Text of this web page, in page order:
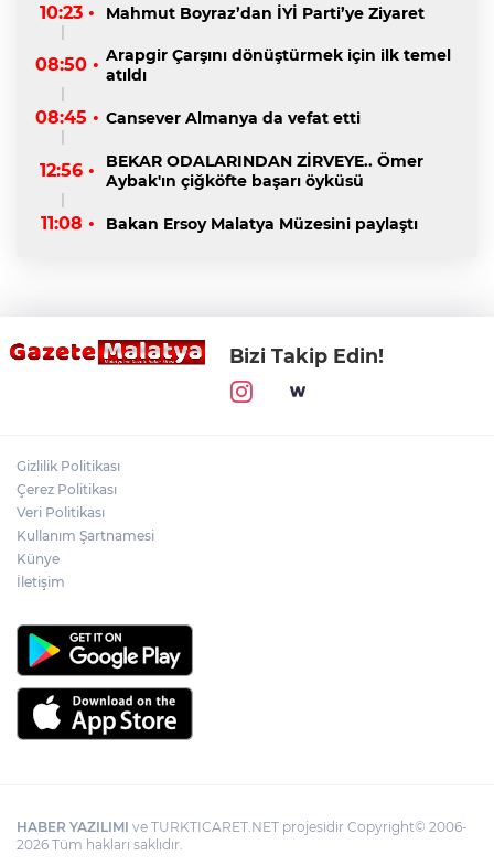
10:23 • Mahmut Boyraz’dan İYİ Parti’ye Ziyaret
08:50 • Arapgir Çarşını dönüştürmek için ilk temel
atıldı
08:45 • Cansever Almanya da vefat etti
12:56 •
BEKAR ODALARINDAN ZİRVEYE.. Ömer
Aybak'ın çiğköfte başarı öyküsü
11:08 • Bakan Ersoy Malatya Müzesini paylaştı
Bizi Takip Edin!
Gizlilik Politikası
Çerez Politikası
Veri Politikası
Kullanım Şartnamesi
Künye
İletişim
HABER YAZILIMI ve TURKTICARET.NET projesidir Copyright© 2006-
2026 Tüm hakları saklıdır.